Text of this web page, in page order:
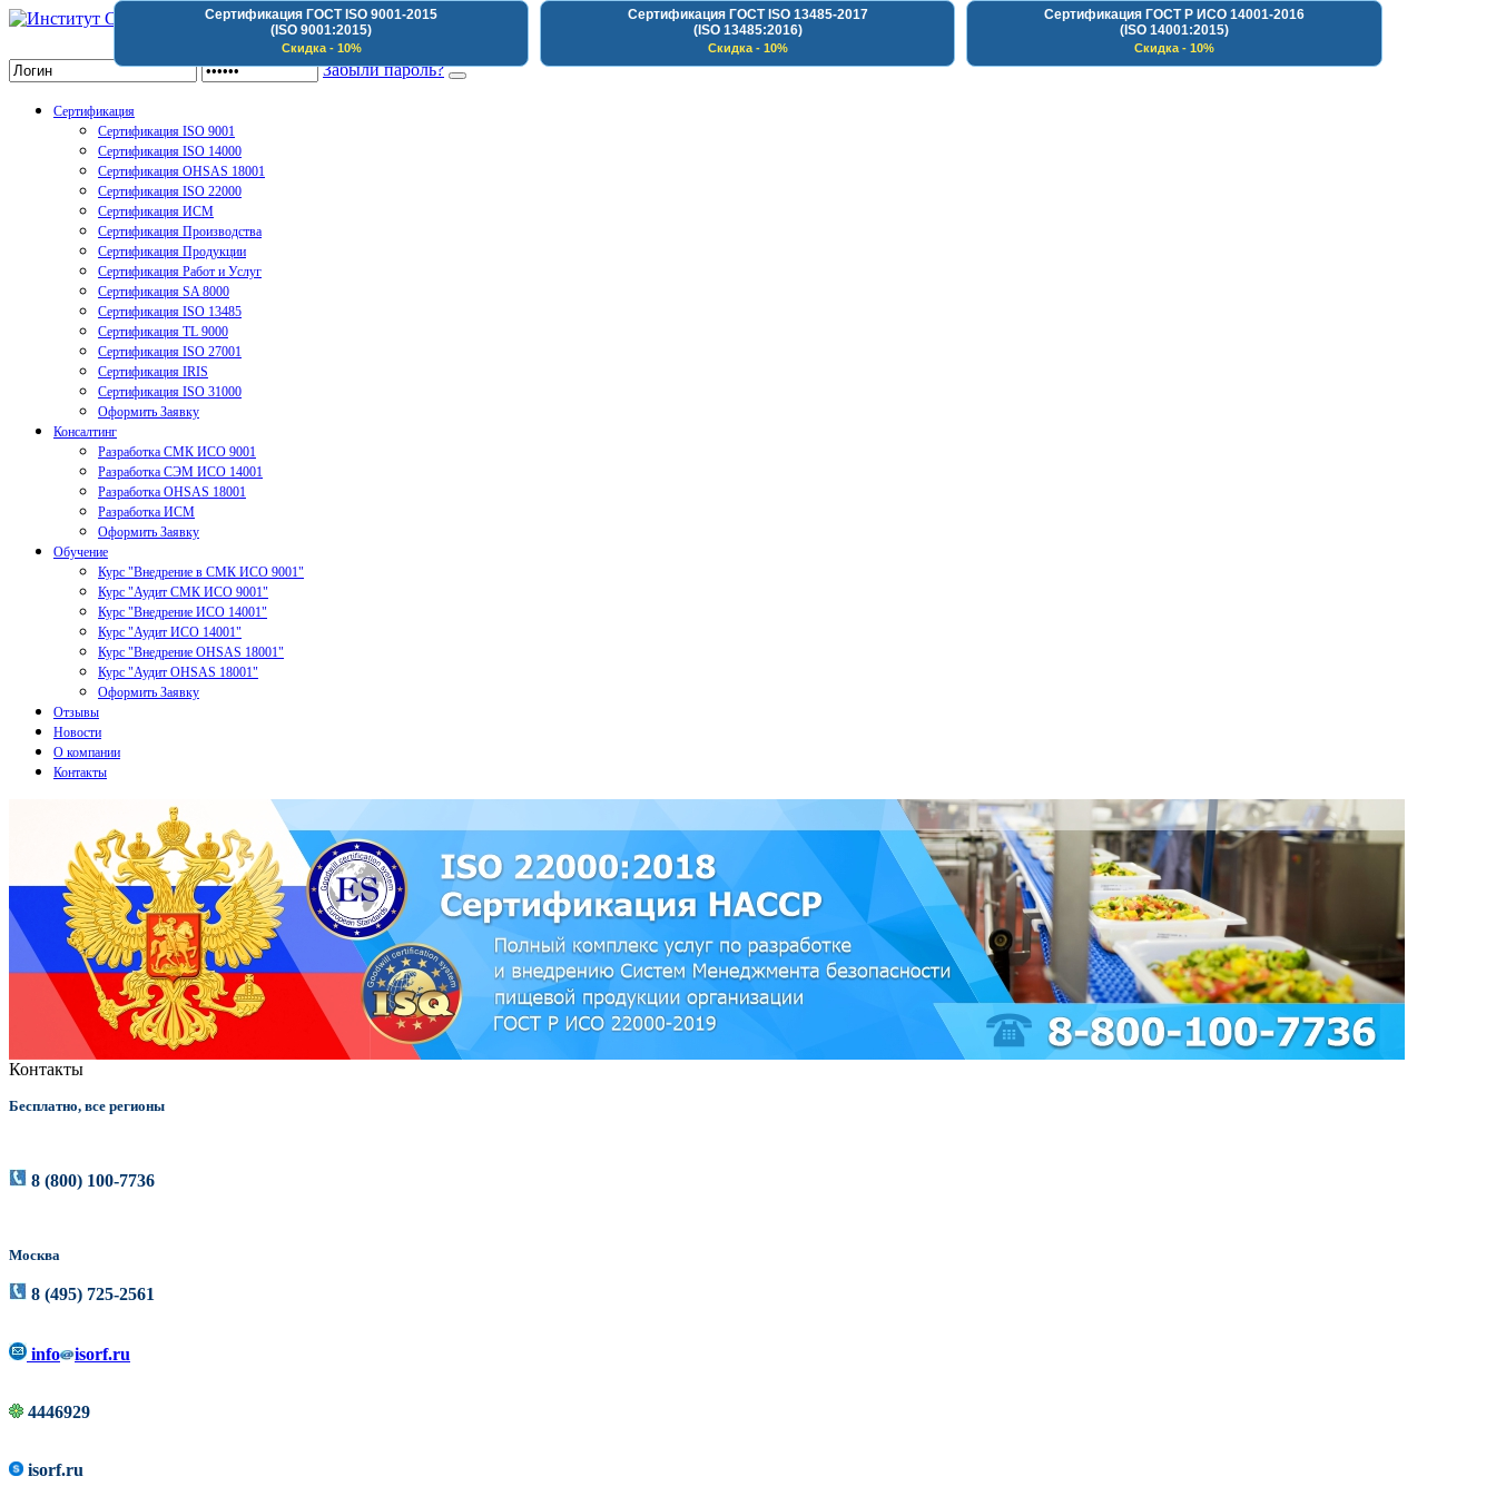
Сертификация ГОСТ ISO 9001-2015
(ISO 9001:2015)
Скидка - 10%
Сертификация ГОСТ ISO 13485-2017
(ISO 13485:2016)
Скидка - 10%
Сертификация ГОСТ Р ИСО 14001-2016
(ISO 14001:2015)
Скидка - 10%
Институт Сертификации Организаций
Забыли пароль?
Сертификация
Сертификация ISO 9001
Сертификация ISO 14000
Сертификация OHSAS 18001
Сертификация ISO 22000
Сертификация ИСМ
Сертификация Производства
Сертификация Продукции
Сертификация Работ и Услуг
Сертификация SA 8000
Сертификация ISO 13485
Сертификация TL 9000
Сертификация ISO 27001
Сертификация IRIS
Сертификация ISO 31000
Оформить Заявку
Консалтинг
Разработка СМК ИСО 9001
Разработка СЭМ ИСО 14001
Разработка OHSAS 18001
Разработка ИСМ
Оформить Заявку
Обучение
Курс "Внедрение в СМК ИСО 9001"
Курс "Аудит СМК ИСО 9001"
Курс "Внедрение ИСО 14001"
Курс "Аудит ИСО 14001"
Курс "Внедрение OHSAS 18001"
Курс "Аудит OHSAS 18001"
Оформить Заявку
Отзывы
Новости
О компании
Контакты
Контакты
Бесплатно, все регионы
8 (800) 100-7736
Москва
8 (495) 725-2561
info isorf.ru
4446929
isorf.ru